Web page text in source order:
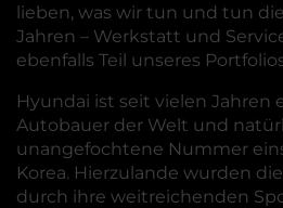
lieben, was wir tun und tun
Jahren – Werkstatt und
ebenfalls Teil unseres
Hyundai ist seit vielen Jahren
Autobauer der Welt und
unangefochtene Nummer
Korea. Hierzulande wurden
durch ihre weitreichenden